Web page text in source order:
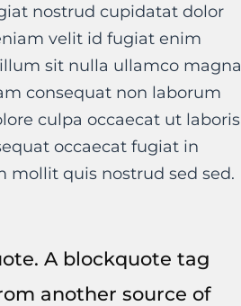
nostrud cupidatat dolor
velit id fugiat enim
sit nulla ullamco magna
consequat non laborum
culpa occaecat ut laboris
occaecat fugiat in
quis nostrud sed sed.
A blockquote tag
another source of